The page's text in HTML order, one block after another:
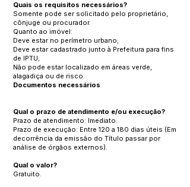
Quais os requisitos necessários?
Somente pode ser solicitado pelo proprietário,
cônjuge ou procurador.
Quanto ao imóvel:
Deve estar no perímetro urbano;
Deve estar cadastrado junto à Prefeitura para fins
de IPTU;
Não pode estar localizado em áreas verde,
alagadiça ou de risco.
Documentos necessários
Qual o prazo de atendimento e/ou execução?
Prazo de atendimento: Imediato.
Prazo de execução: Entre 120 a 180 dias úteis (Em
decorrência da emissão do Título passar por
análise de órgãos externos).
Qual o valor?
Gratuito.